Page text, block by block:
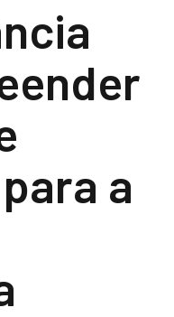
a